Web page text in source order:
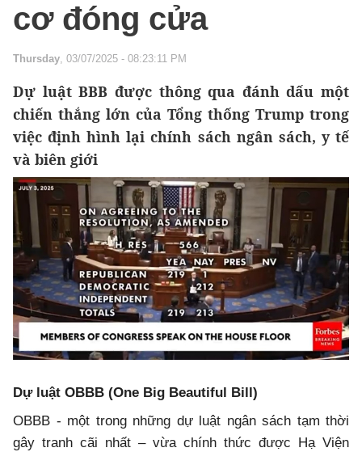
cơ đóng cửa
Thursday, 03/07/2025 - 08:23:11 PM
Dự luật BBB được thông qua đánh dấu một
chiến thắng lớn của Tổng thống Trump trong
việc định hình lại chính sách ngân sách, y tế
và biên giới
Dự luật OBBB (One Big Beautiful Bill)
OBBB - một trong những dự luật ngân sách tạm thời
gây tranh cãi nhất – vừa chính thức được Hạ Viện